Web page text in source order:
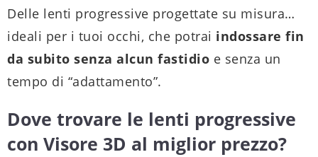
Delle lenti progressive progettate su misura…
ideali per i tuoi occhi, che potrai indossare fin
da subito senza alcun fastidio e senza un
tempo di “adattamento”.
Dove trovare le lenti progressive
con Visore 3D al miglior prezzo?